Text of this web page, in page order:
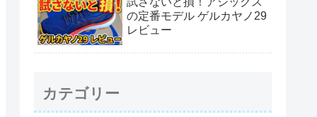
の定番モデル ゲルカヤノ29
レビュー
カテゴリー